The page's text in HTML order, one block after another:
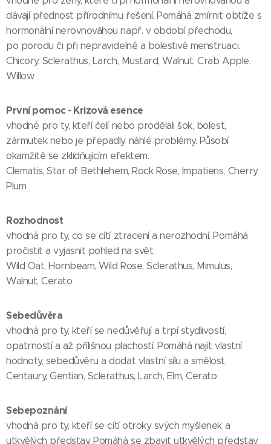
dávají přednost přírodnímu řešení. Pomáhá zmírnit obtíže s
hormonální nerovnováhou např. v období přechodu,
po porodu či při nepravidelné a bolestivé menstruaci.
Chicory, Sclerathus, Larch, Mustard, Walnut, Crab Apple,
Willow
První pomoc - Krizová esence
vhodné pro ty, kteří čelí nebo prodělali šok, bolest,
zármutek nebo je přepadly náhlé problémy. Působí
okamžitě se zklidňujícím efektem.
Clematis, Star of Bethlehem, Rock Rose, Impatiens, Cherry
Plum
Rozhodnost
vhodná pro ty, co se cítí ztracení a nerozhodní. Pomáhá
pročistit a vyjasnit pohled na svět.
Wild Oat, Hornbeam, Wild Rose, Sclerathus, Mimulus,
Walnut, Cerato
Sebedůvěra
vhodná pro ty, kteří se nedůvěřují a trpí stydlivostí,
opatrností a až přílišnou plachostí. Pomáhá najít vlastní
hodnoty, sebedůvěru a dodat vlastní sílu a smělost.
Centaury, Gentian, Sclerathus, Larch, Elm, Cerato
Sebepoznání
vhodná pro ty, kteří se cítí otroky svých myšlenek a
utkvělých představ. Pomáhá se zbavit utkvělých představ